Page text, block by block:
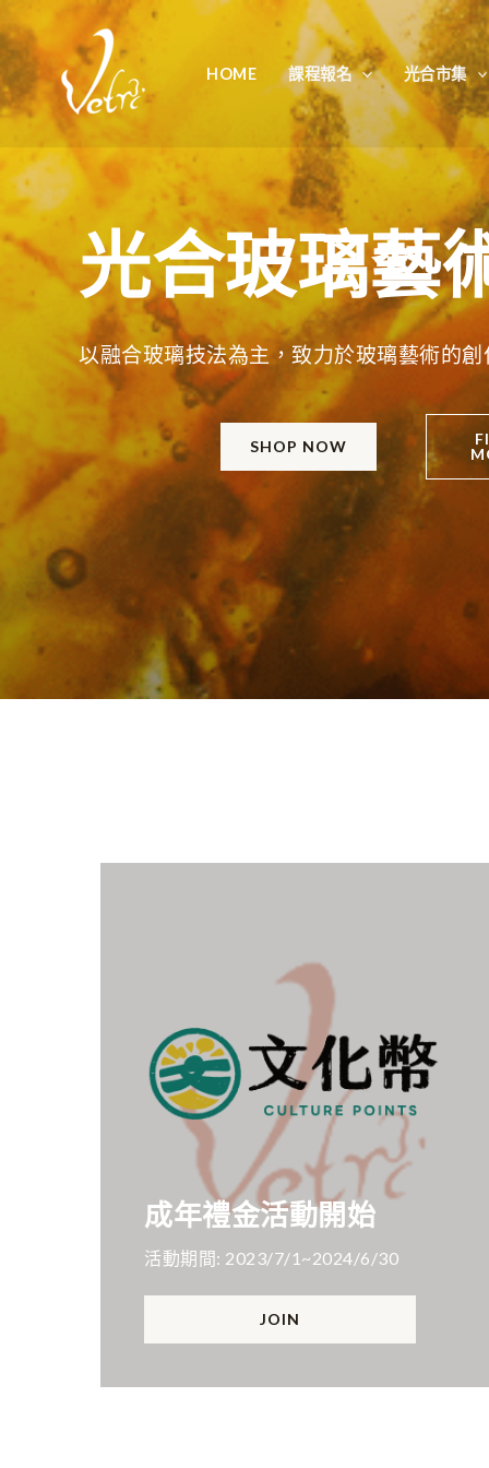
至
主
要
容
HOME 課程報名 光合市集
光合玻璃藝
以融合玻璃技法為主，致力於玻璃藝術的
SHOP NOW
成年禮金活動開始
活動期間: 2023/7/1~2024/6/30
JOIN